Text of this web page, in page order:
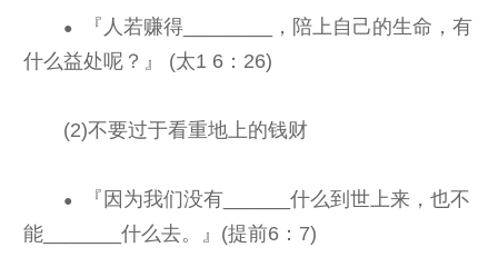
●
『人若赚得________，陪上自己的生命，有
什么益处呢？』 (太1 6：26)
(2)不要过于看重地上的钱财
●
『因为我们没有______什么到世上来，也不
能_______什么去。』(提前6：7)